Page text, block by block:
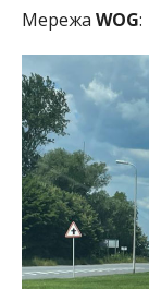
Мережа WOG: